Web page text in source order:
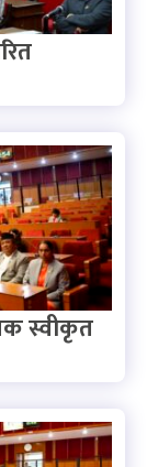
स्वीकृत